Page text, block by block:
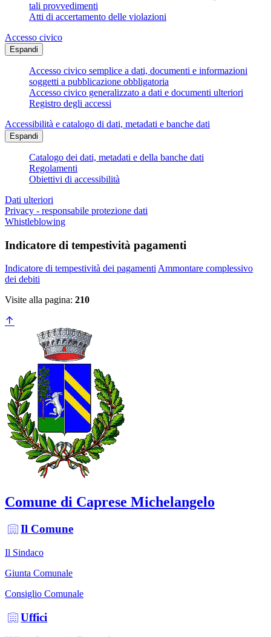
tali provvedimenti
Atti di accertamento delle violazioni
Accesso civico
Espandi
Accesso civico semplice a dati, documenti e informazioni
soggetti a pubblicazione obbligatoria
Accesso civico generalizzato a dati e documenti ulteriori
Registro degli accessi
Accessibilità e catalogo di dati, metadati e banche dati
Espandi
Catalogo dei dati, metadati e della banche dati
Regolamenti
Obiettivi di accessibilità
Dati ulteriori
Privacy - responsabile protezione dati
Whistleblowing
Indicatore di tempestività pagamenti
Indicatore di tempestività dei pagamentiAmmontare complessivo
dei debiti
Visite alla pagina: 210
Comune di Caprese Michelangelo
Il Comune
Il Sindaco
Giunta Comunale
Consiglio Comunale
Uffici